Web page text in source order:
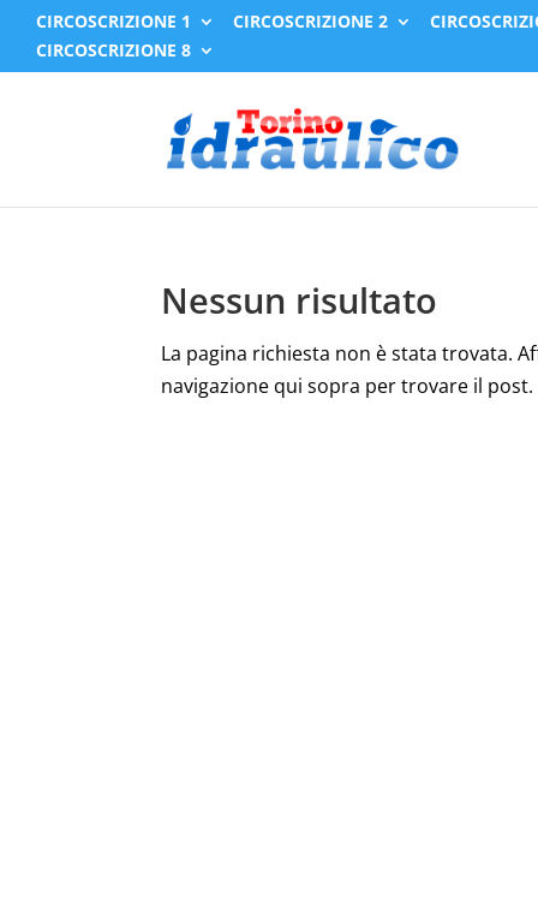
CIRCOSCRIZIONE 1 CIRCOSCRIZIONE 2
CIRCOSCRIZIONE 8
Nessun risultato
La pagina richiesta non è stata trovata.
navigazione qui sopra per trovare il post.